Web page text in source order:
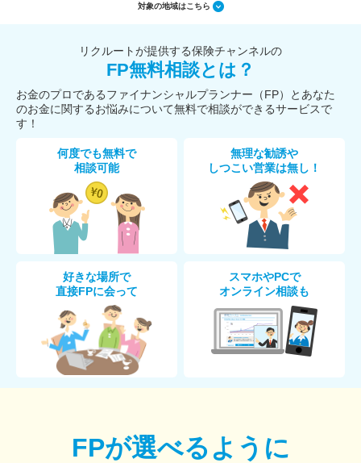
対象の地域はこちら
リクルートが提供する保険チャンネルの
FP無料相談とは？
お金のプロであるファイナンシャルプランナー（FP）とあなた
のお金に関するお悩みについて無料で相談ができるサービスで
す！
何度でも無料で
相談可能
無理な勧誘や
しつこい営業は無し！
好きな場所で
直接FPに会って
スマホやPCで
オンライン相談も
FPが選べるように